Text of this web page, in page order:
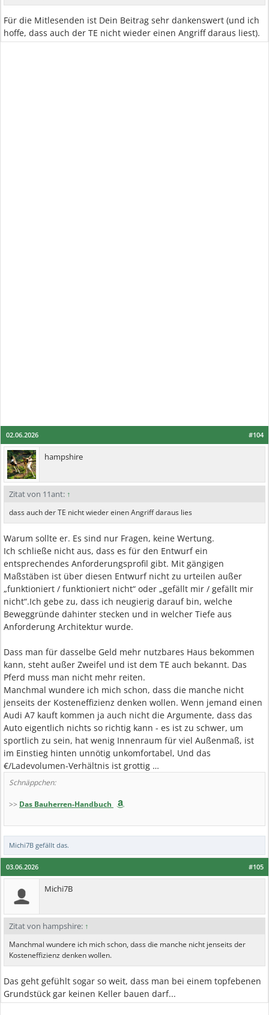
Für die Mitlesenden ist Dein Beitrag sehr dankenswert (und ich
hoffe, dass auch der TE nicht wieder einen Angriff daraus liest).
#104
02.06.2026
hampshire
Zitat von 11ant: ↑
dass auch der TE nicht wieder einen Angriff daraus lies
Warum sollte er. Es sind nur Fragen, keine Wertung.
Ich schließe nicht aus, dass es für den Entwurf ein
entsprechendes Anforderungsprofil gibt. Mit gängigen
Maßstäben ist über diesen Entwurf nicht zu urteilen außer
„funktioniert / funktioniert nicht“ oder „gefällt mir / gefällt mir
nicht“.Ich gebe zu, dass ich neugierig darauf bin, welche
Beweggründe dahinter stecken und in welcher Tiefe aus
Anforderung Architektur wurde.
Dass man für dasselbe Geld mehr nutzbares Haus bekommen
kann, steht außer Zweifel und ist dem TE auch bekannt. Das
Pferd muss man nicht mehr reiten.
Manchmal wundere ich mich schon, dass die manche nicht
jenseits der Kosteneffizienz denken wollen. Wenn jemand einen
Audi A7 kauft kommen ja auch nicht die Argumente, dass das
Auto eigentlich nichts so richtig kann - es ist zu schwer, um
sportlich zu sein, hat wenig Innenraum für viel Außenmaß, ist
im Einstieg hinten unnötig unkomfortabel, Und das
€/Ladevolumen-Verhältnis ist grottig …
Schnäppchen:
>> Das Bauherren-Handbuch
Michi7B gefällt das.
#105
03.06.2026
Michi7B
Zitat von hampshire: ↑
Manchmal wundere ich mich schon, dass die manche nicht jenseits der
Kosteneffizienz denken wollen.
Das geht gefühlt sogar so weit, dass man bei einem topfebenen
Grundstück gar keinen Keller bauen darf...